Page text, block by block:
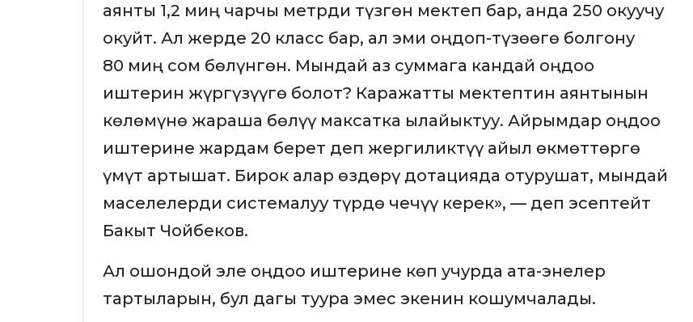
аянты 1,2 миң чарчы метрди түзгөн мектеп бар, анда 250 окуучу
окуйт. Ал жерде 20 класс бар, ал эми оңдоп-түзөөгө болгону
80 миң сом бөлүнгөн. Мындай аз суммага кандай оңдоо
иштерин жүргүзүүгө болот? Каражатты мектептин аянтынын
көлөмүнө жараша бөлүү максатка ылайыктуу. Айрымдар оңдоо
иштерине жардам берет деп жергиликтүү айыл өкмөттөргө
үмүт артышат. Бирок алар өздөрү дотацияда отурушат, мындай
маселелерди системалуу түрдө чечүү керек», — деп эсептейт
Бакыт Чойбеков.
Ал ошондой эле оңдоо иштерине көп учурда ата-энелер
тартыларын, бул дагы туура эмес экенин кошумчалады.